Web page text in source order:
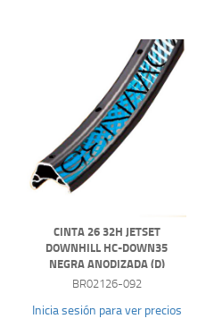
CINTA 26 32H JETSET
DOWNHILL HC-DOWN35
NEGRA ANODIZADA (D)
BR02126-092
Inicia sesión para ver precios